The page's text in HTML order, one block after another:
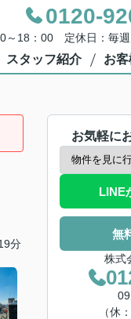
0120-
～18：00 定休日：毎週
スタッフ紹介 お
分
お気軽に
LINE
無
株式
（休